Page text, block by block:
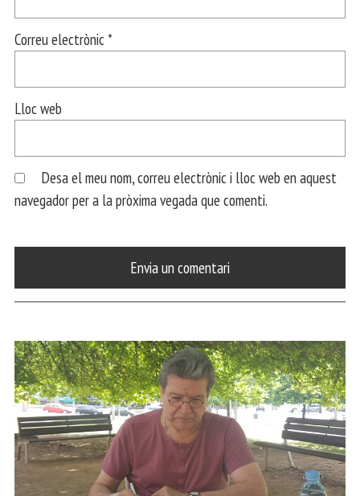
Correu electrònic *
Lloc web
Desa el meu nom, correu electrònic i lloc web en aquest
navegador per a la pròxima vegada que comenti.